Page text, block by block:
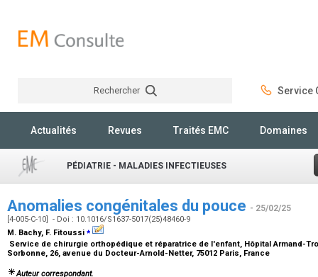
Rechercher Service
Actualités Revues Traités EMC Domaines
PÉDIATRIE - MALADIES INFECTIEUSES
Anomalies congénitales du pouce - 25/02/25
[4-005-C-10] - Doi : 10.1016/S1637-5017(25)48460-9
M. Bachy, F. Fitoussi ⁎
Service de chirurgie orthopédique et réparatrice de l'enfant, Hôpital Armand-
Sorbonne, 26, avenue du Docteur-Arnold-Netter, 75012 Paris, France
Auteur correspondant.